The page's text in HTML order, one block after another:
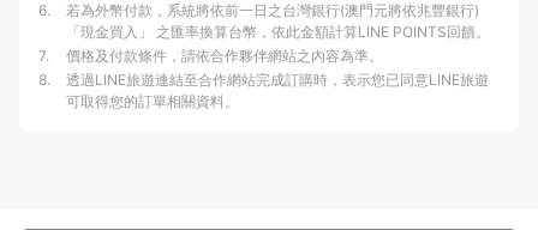
6.
若為外幣付款，系統將依前一日之台灣銀行(澳門元將依兆豐銀行)
「現金買入」 之匯率換算台幣，依此金額計算LINE POINTS回饋。
7.
價格及付款條件，請依合作夥伴網站之內容為準。
8.
透過LINE旅遊連結至合作網站完成訂購時，表示您已同意LINE旅遊
可取得您的訂單相關資料。